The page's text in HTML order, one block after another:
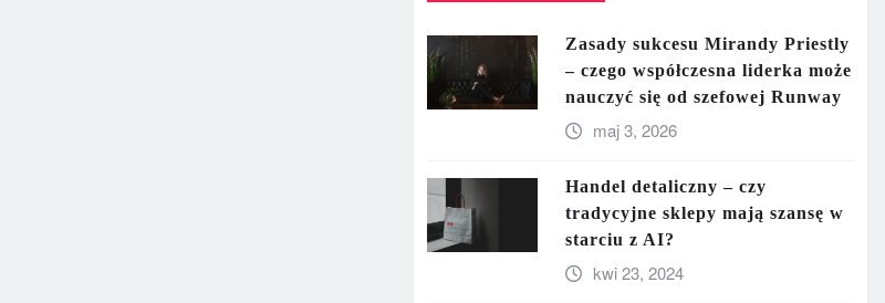
Zasady sukcesu Mirandy Priestly
– czego współczesna liderka może
nauczyć się od szefowej Runway
maj 3, 2026
Handel detaliczny – czy
tradycyjne sklepy mają szansę w
starciu z AI?
kwi 23, 2024